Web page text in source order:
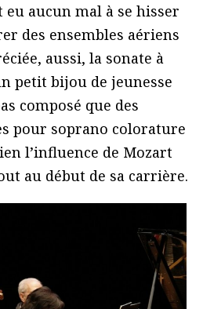
eu aucun mal à se hisser
des ensembles aériens
aussi, la sonate à
petit bijou de jeunesse
composé que des
pour soprano colorature
l’influence de Mozart
au début de sa carrière.